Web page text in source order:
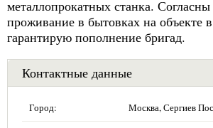
металлопрокатных станка.
проживание в бытовках на объекте
гарантирую пополнение бригад.
Контактные данные
Город: Москва, Сергиев